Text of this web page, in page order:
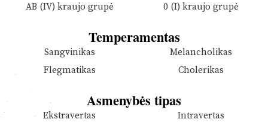
AB (IV) kraujo grupė
0 (I) kraujo grupė
Temperamentas
Sangvinikas
Melancholikas
Flegmatikas
Cholerikas
Asmenybės tipas
Ekstravertas Intravertas